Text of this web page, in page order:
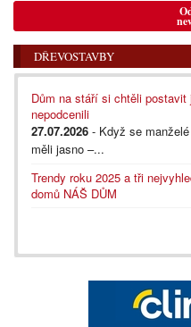
DŘEVOSTAVBY
Dům na stáří si chtěli
nepodcenili
27.07.2026 - Když se
měli jasno –...
Trendy roku 2025 a tři
domů NÁŠ DŮM